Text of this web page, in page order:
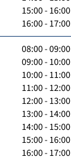
15:00 - 16:00
16:00 - 17:00
08:00 - 09:00
09:00 - 10:00
10:00 - 11:00
11:00 - 12:00
12:00 - 13:00
13:00 - 14:00
14:00 - 15:00
15:00 - 16:00
16:00 - 17:00